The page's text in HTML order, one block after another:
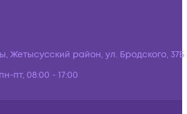
Жетысусский район, ул. Бродского, 37Б
пн-пт, 08:00 - 17:00